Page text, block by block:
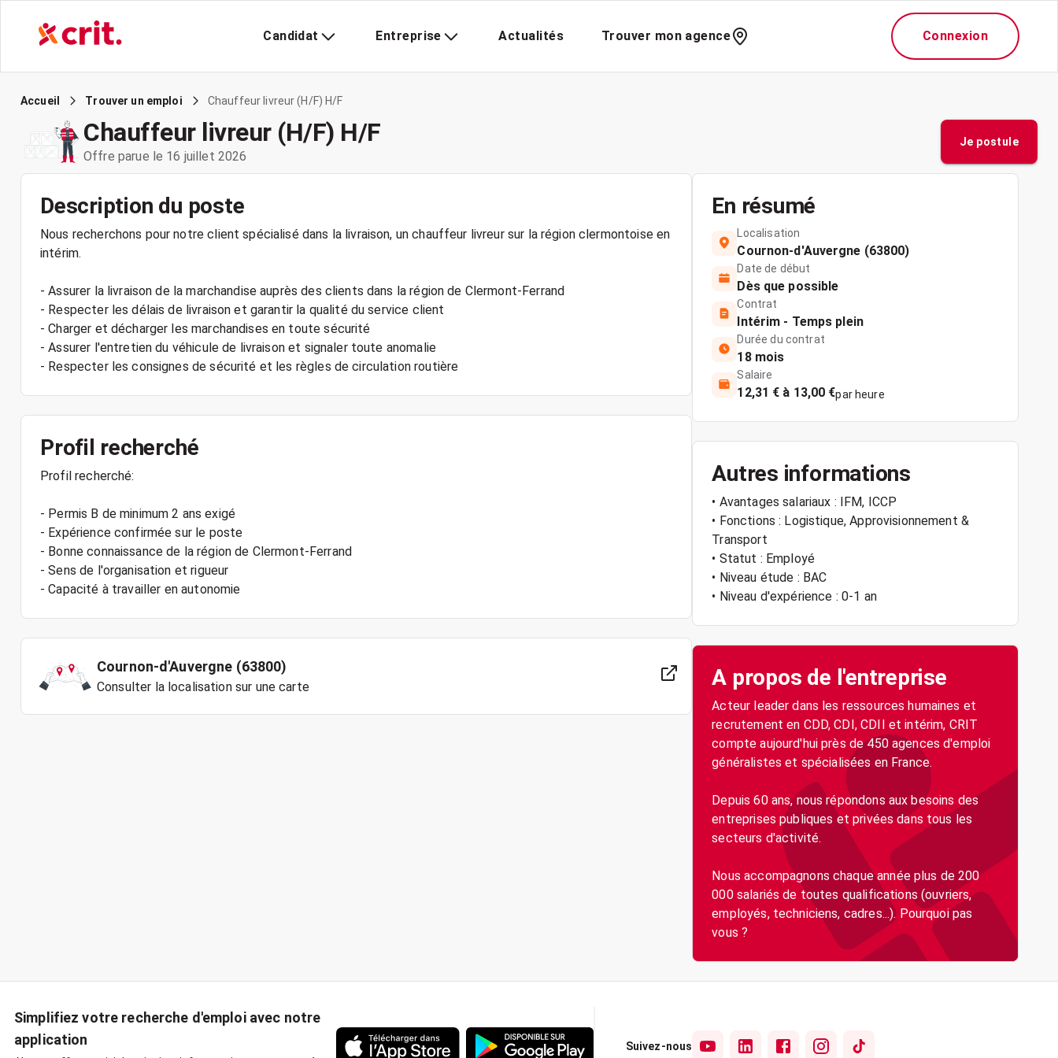
Candidat Entreprise Actualités Trouver mon agence Connexion
Accueil Trouver un emploi Chauffeur livreur (H/F) H/F
Chauffeur livreur (H/F) H/F
Offre parue le 16 juillet 2026
Je postule
Description du poste
Nous recherchons pour notre client spécialisé dans la livraison, un chauffeur livreur sur la région clermontoise en
intérim.
- Assurer la livraison de la marchandise auprès des clients dans la région de Clermont-Ferrand
- Respecter les délais de livraison et garantir la qualité du service client
- Charger et décharger les marchandises en toute sécurité
- Assurer l'entretien du véhicule de livraison et signaler toute anomalie
Profil recherché
Profil recherché:
- Permis B de minimum 2 ans exigé
- Expérience confirmée sur le poste
- Bonne connaissance de la région de Clermont-Ferrand
- Sens de l'organisation et rigueur
- Capacité à travailler en autonomie
Cournon-d'Auvergne (63800)
Consulter la localisation sur une carte
En résumé
Localisation
Cournon-d'Auvergne (63800)
Date de début
Dès que possible
Contrat
Intérim - Temps plein
Durée du contrat
18 mois
Salaire
12,31 € à 13,00 €par heure
Autres informations
• Avantages salariaux : IFM, ICCP
• Fonctions : Logistique, Approvisionnement &
Transport
• Statut : Employé
• Niveau étude : BAC
• Niveau d'expérience : 0-1 an
A propos de l'entreprise
Acteur leader dans les ressources humaines et
recrutement en CDD, CDI, CDII et intérim, CRIT
compte aujourd'hui près de 450 agences d'emploi
généralistes et spécialisées en France.
Depuis 60 ans, nous répondons aux besoins des
entreprises publiques et privées dans tous les
secteurs d'activité.
Nous accompagnons chaque année plus de 200
000 salariés de toutes qualifications (ouvriers,
employés, techniciens, cadres...). Pourquoi pas
vous ?
Simplifiez votre recherche d'emploi avec notre
application
Suivez-nous